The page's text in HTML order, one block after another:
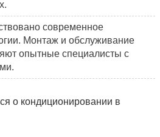
современное
Монтаж и обслуживание
опытные специалисты с
о кондиционировании в